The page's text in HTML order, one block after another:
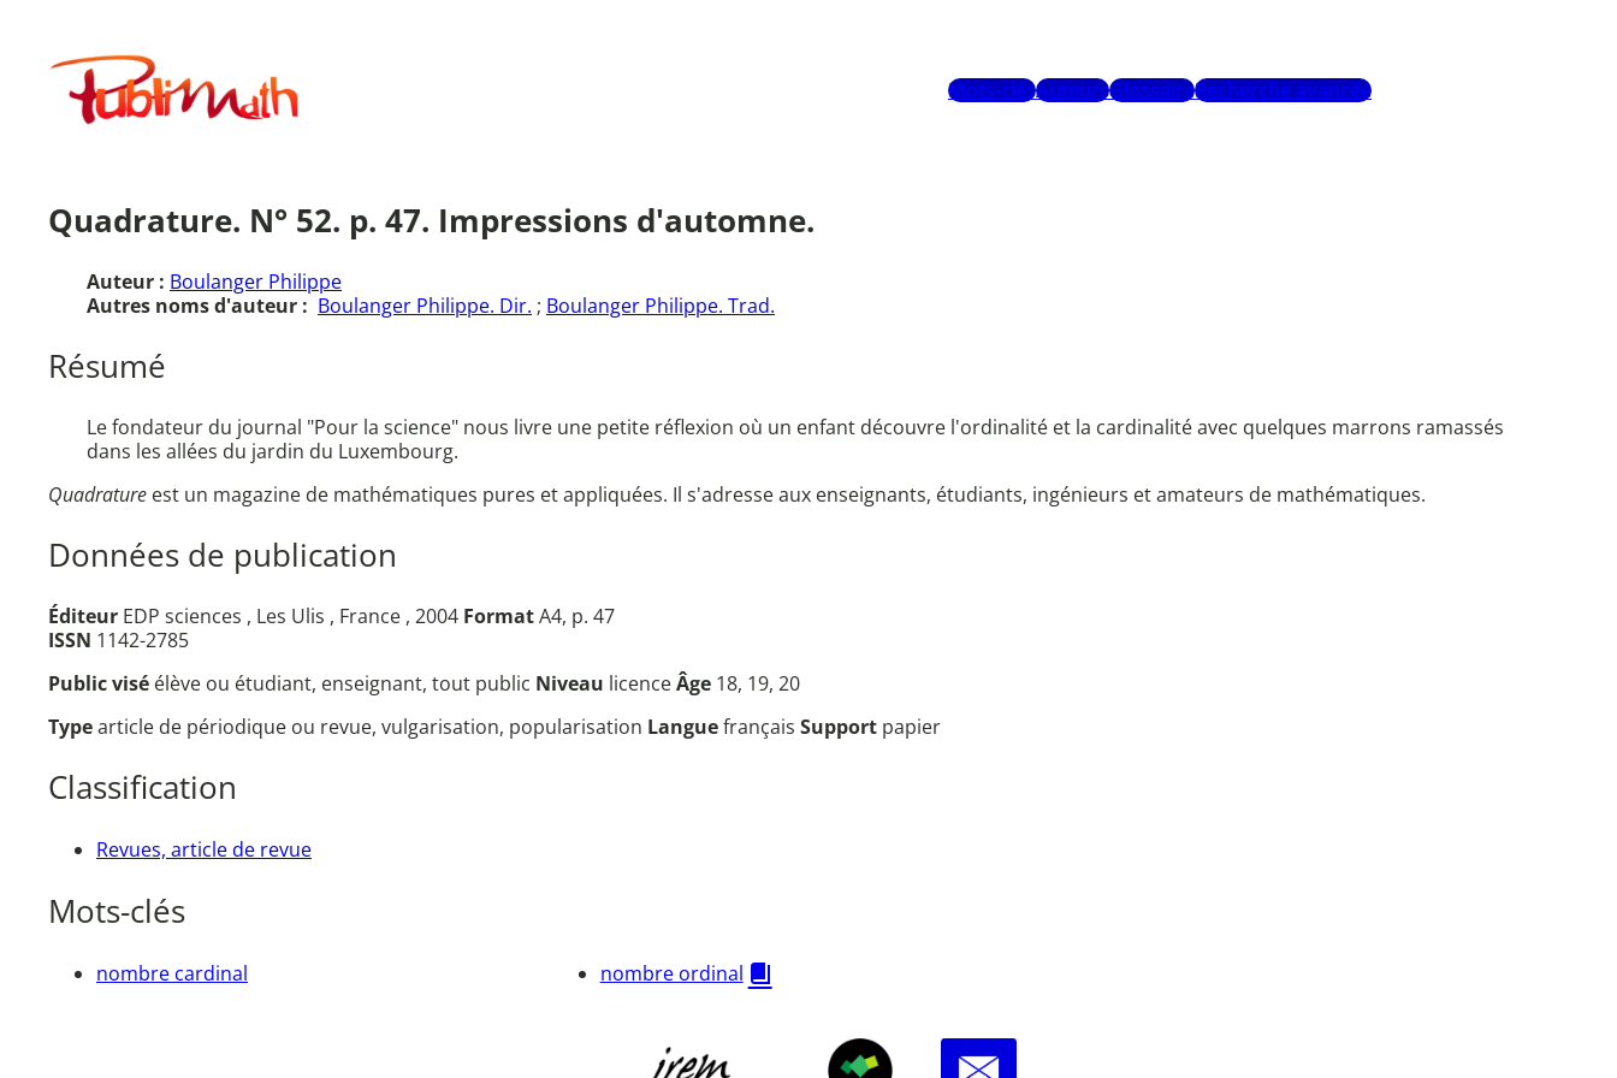
contenuPublimath
Mots-clésAuteursGlossaireRecherche avancée
Quadrature. N° 52. p. 47. Impressions d'automne.
Auteur : Boulanger Philippe
Autres noms d'auteur : Boulanger Philippe. Dir. ; Boulanger Philippe. Trad.
Résumé
Le fondateur du journal "Pour la science" nous livre une petite réflexion où un enfant découvre l'ordinalité et la cardinalité avec quelques marrons ramassés
dans les allées du jardin du Luxembourg.
Quadrature est un magazine de mathématiques pures et appliquées. Il s'adresse aux enseignants, étudiants, ingénieurs et amateurs de mathématiques.
Données de publication
Éditeur EDP sciences , Les Ulis , France , 2004 FormatA4, p. 47
ISSN 1142-2785
Public visé élève ou étudiant, enseignant, tout public Niveau licenceÂge 18, 19, 20
Typearticle de périodique ou revue, vulgarisation, popularisation Languefrançais Support papier
Classification
Revues, article de revue
Mots-clés
nombre cardinal nombre ordinal